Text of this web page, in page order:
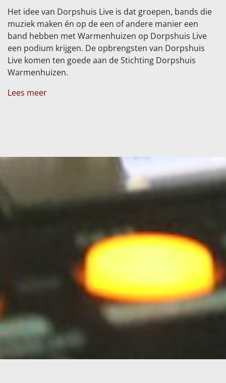
Het idee van Dorpshuis Live is dat groepen, bands die
muziek maken én op de een of andere manier een
band hebben met Warmenhuizen op Dorpshuis Live
een podium krijgen. De opbrengsten van Dorpshuis
Live komen ten goede aan de Stichting Dorpshuis
Warmenhuizen.
Lees meer